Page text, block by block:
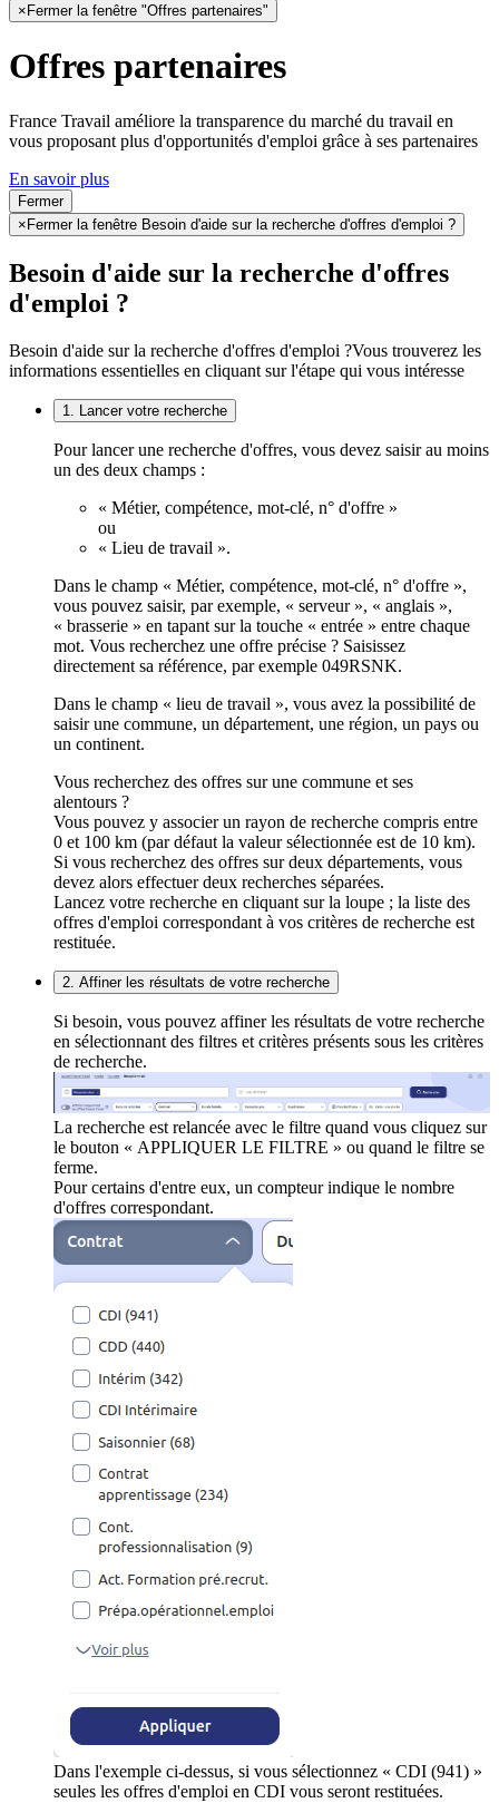
× Fermer la fenêtre "Offres partenaires"
Offres partenaires
France Travail améliore la transparence du marché du travail en
vous proposant plus d'opportunités d'emploi grâce à ses partenaires
En savoir plus
Fermer
× Fermer la fenêtre Besoin d'aide sur la recherche d'offres d'emploi ?
Besoin d'aide sur la recherche d'offres
d'emploi ?
Besoin d'aide sur la recherche d'offres d'emploi ?Vous trouverez les
informations essentielles en cliquant sur l'étape qui vous intéresse
1. Lancer votre recherche
Pour lancer une recherche d'offres, vous devez saisir au moins
un des deux champs :
« Métier, compétence, mot-clé, n° d'offre »
ou
« Lieu de travail ».
Dans le champ « Métier, compétence, mot-clé, n° d'offre »,
vous pouvez saisir, par exemple, « serveur », « anglais »,
« brasserie » en tapant sur la touche « entrée » entre chaque
mot. Vous recherchez une offre précise ? Saisissez
directement sa référence, par exemple 049RSNK.
Dans le champ « lieu de travail », vous avez la possibilité de
saisir une commune, un département, une région, un pays ou
un continent.
Vous recherchez des offres sur une commune et ses
alentours ?
Vous pouvez y associer un rayon de recherche compris entre
0 et 100 km (par défaut la valeur sélectionnée est de 10 km).
Si vous recherchez des offres sur deux départements, vous
devez alors effectuer deux recherches séparées.
Lancez votre recherche en cliquant sur la loupe ; la liste des
offres d'emploi correspondant à vos critères de recherche est
restituée.
2. Affiner les résultats de votre recherche
Si besoin, vous pouvez affiner les résultats de votre recherche
en sélectionnant des filtres et critères présents sous les critères
de recherche.
La recherche est relancée avec le filtre quand vous cliquez sur
le bouton « APPLIQUER LE FILTRE » ou quand le filtre se
ferme.
Pour certains d'entre eux, un compteur indique le nombre
d'offres correspondant.
Dans l'exemple ci-dessus, si vous sélectionnez « CDI (941) »
seules les offres d'emploi en CDI vous seront restituées.